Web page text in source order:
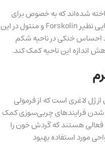
شده‌اند که به خصوص برای
این قسمت از بدن تأثیرگذار است. مؤلفه‌هایی نظیر Forskolin و منتول در این
احساس خنکی در ناحیه شکم
اندازه این ناحیه کمک کند.
ژل لاغری است که از فرمولی
شدن فرایندهای چربی‌سوزی کمک
هستند که گردش خون را
مورد استفاده بهبود